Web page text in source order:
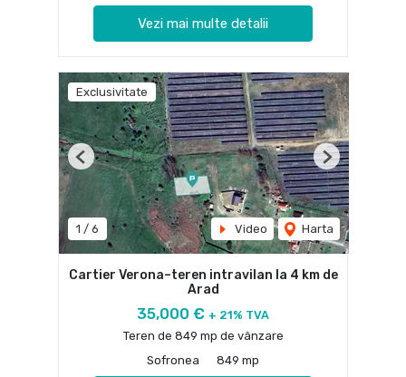
Vezi mai multe detalii
Exclusivitate
1 / 6 Video Harta
Previous Next
Cartier Verona–teren intravilan la 4 km de
Arad
35,000 € + 21% TVA
Teren de 849 mp de vânzare
Sofronea
849 mp